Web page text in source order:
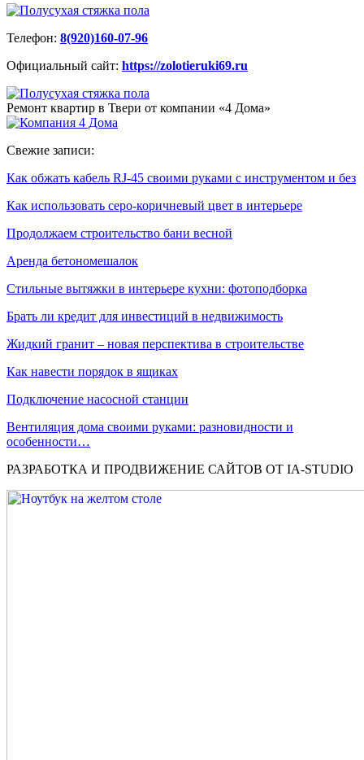
Телефон: 8(920)160-07-96
Официальный сайт: https://zolotieruki69.ru
Ремонт квартир в Твери от компании «4 Дома»
Свежие записи:
Как обжать кабель RJ-45 своими руками с инструментом и без
Как использовать серо-коричневый цвет в интерьере
Продолжаем строительство бани весной
Аренда бетономешалок
Стильные вытяжки в интерьере кухни: фотоподборка
Брать ли кредит для инвестиций в недвижимость
Жидкий гранит – новая перспектива в строительстве
Как навести порядок в ящиках
Подключение насосной станции
Вентиляция дома своими руками: разновидности и
особенности…
РАЗРАБОТКА И ПРОДВИЖЕНИЕ САЙТОВ ОТ IA-STUDIO